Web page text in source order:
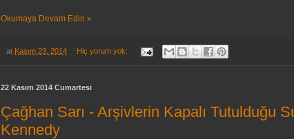
Okumaya Devam Edin »
at Kasım 23, 2014 Hiç yorum yok:
22 Kasım 2014 Cumartesi
Çağhan Sarı - Arşivlerin Kapalı Tutulduğu
Kennedy